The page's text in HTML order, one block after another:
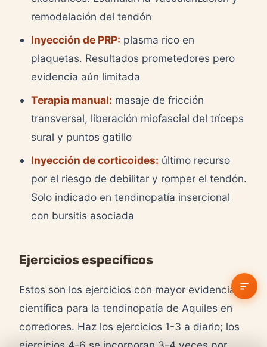
remodelación del tendón
Inyección de PRP: plasma rico en
plaquetas. Resultados prometedores pero
evidencia aún limitada
Terapia manual: masaje de fricción
transversal, liberación miofascial del tríceps
sural y puntos gatillo
Inyección de corticoides: último recurso
por el riesgo de debilitar y romper el tendón.
Solo indicado en tendinopatía insercional
con bursitis asociada
Ejercicios específicos
Estos son los ejercicios con mayor evidencia
científica para la tendinopatía de Aquiles en
corredores. Haz los ejercicios 1-3 a diario; los